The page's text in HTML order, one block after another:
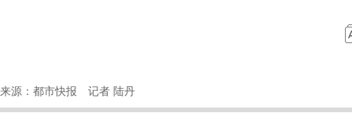
来源：都市快报 记者 陆丹